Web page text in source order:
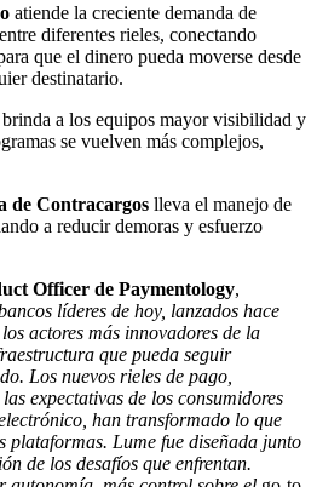
atiende la creciente demanda de
diferentes rieles, conectando
que el dinero pueda moverse desde
destinatario.
brinda a los equipos mayor visibilidad y
se vuelven más complejos,
de Contracargos lleva el manejo de
a reducir demoras y esfuerzo
Officer de Paymentology,
líderes de hoy, lanzados hace
actores más innovadores de la
que pueda seguir
Los nuevos rieles de pago,
expectativas de los consumidores
han transformado lo que
plataformas. Lume fue diseñada junto
de los desafíos que enfrentan.